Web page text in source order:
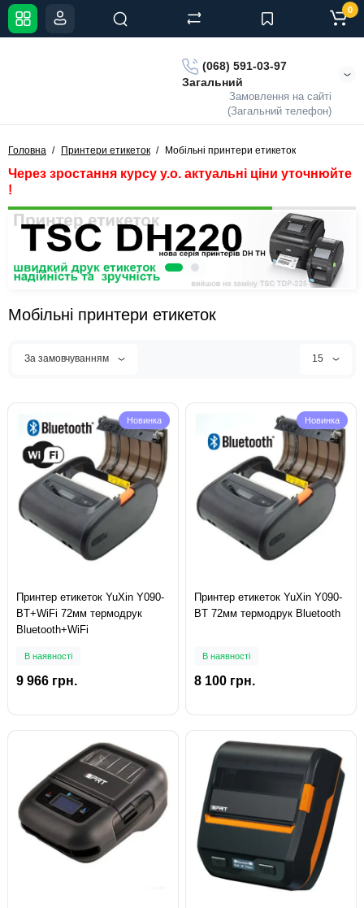
(068) 591-03-97
Загальний
Замовлення на сайті
(Загальний телефон)
0
Головна Принтери етикеток Мобільні принтери етикеток
Через зростання курсу у.о. актуальні ціни уточнюйте
!
Мобільні принтери етикеток
За замовчуванням 15
Новинка
Принтер етикеток YuXin Y090-
BT+WiFi 72мм термодрук
Bluetooth+WiFi
В наявності
9 966 грн.
Новинка
Принтер етикеток YuXin Y090-
BT 72мм термодрук Bluetooth
В наявності
8 100 грн.